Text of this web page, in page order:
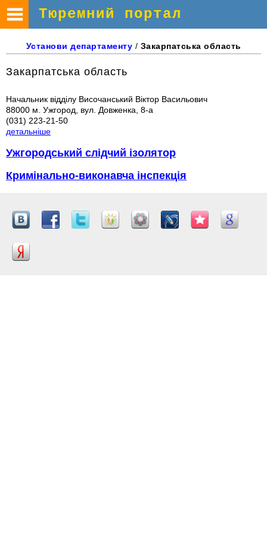
Тюремний портал
Установи департаменту / Закарпатська область
Закарпатська область
Начальник відділу Височанський Віктор Васильович
88000 м. Ужгород, вул. Довженка, 8-а
(031) 223-21-50
детальніше
Ужгородський слідчий ізолятор
Кримінально-виконавча інспекція